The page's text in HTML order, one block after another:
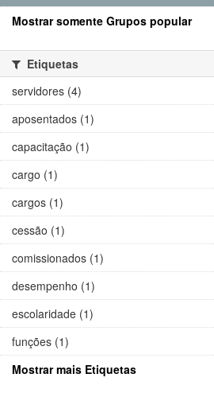
Mostrar somente Grupos popular
Etiquetas
servidores (4)
aposentados (1)
capacitação (1)
cargo (1)
cargos (1)
cessão (1)
comissionados (1)
desempenho (1)
escolaridade (1)
funções (1)
Mostrar mais Etiquetas